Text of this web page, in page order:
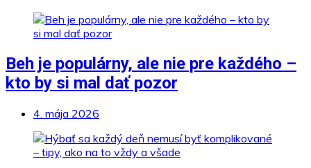
Beh je populárny, ale nie pre každého –
kto by si mal dať pozor
4. mája 2026